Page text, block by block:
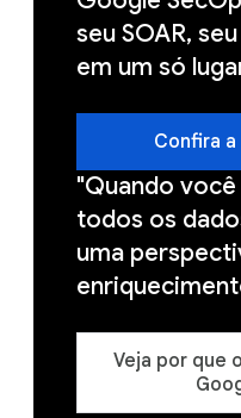
seu SOAR,
em um só
Confira
"Quando
todos os
uma
Veja por que